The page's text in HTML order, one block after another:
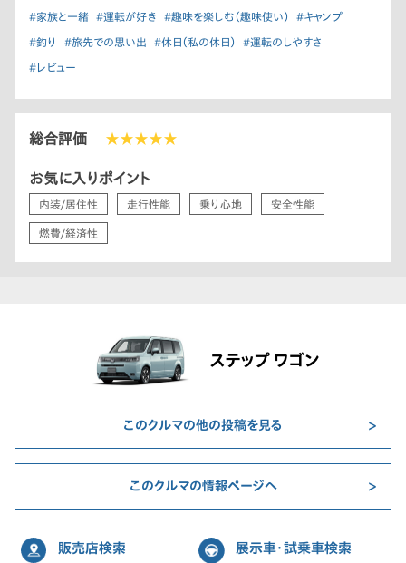
#家族と一緒 #運転が好き #趣味を楽しむ（趣味使い） #キャンプ
#釣り #旅先での思い出 #休日（私の休日） #運転のしやすさ
#レビュー
総合評価 ★★★★★
お気に入りポイント
内装/居住性 走行性能 乗り心地 安全性能
燃費/経済性
ステップ ワゴン
このクルマの他の投稿を見る
このクルマの情報ページへ
販売店検索 展示車・試乗車検索